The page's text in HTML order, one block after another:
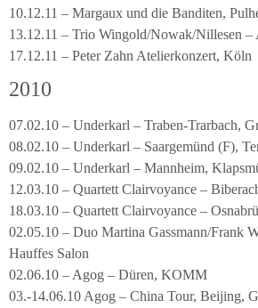
10.12.11 – Margaux und die Banditen,
13.12.11 – Trio Wingold/Nowak/Nillesen –
17.12.11 – Peter Zahn Atelierkonzert, Köln
2010
07.02.10 – Underkarl – Traben-Trarbach,
08.02.10 – Underkarl – Saargemünd (F),
09.02.10 – Underkarl – Mannheim,
12.03.10 – Quartett Clairvoyance –
18.03.10 – Quartett Clairvoyance –
02.05.10 – Duo Martina Gassmann/Frank
Hauffes Salon
02.06.10 – Agog – Düren, KOMM
03.-14.06.10 Agog – China Tour, Beijing,